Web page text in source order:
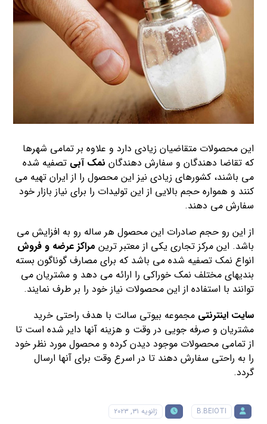
این محصولات متقاضیان زیادی دارد و علاوه بر تمامی شهرها
که تقاضا دهندگان و سفارش دهندگان نمک آبیتصفیه شده
می باشند، کشورهای زیادی نیز این محصول را از ایران تهیه می
کنند و همواره حجم بالایی از این تولیدات را برای نیاز بازار خود
سفارش می دهند.
از این رو حجم صادرات این محصول هر ساله رو به افزایش می
باشد. این مرکز تجاری یکی از معتبر ترین مراکز عرضه و فروش
انواع نمک تصفیه شده می باشد که برای مصارف گوناگون بسته
بندیهای مختلف نمک خوراکی را ارائه می دهد و مشتریان می
توانند با استفاده از این محصولات نیاز خود را بر طرف نمایند.
سایت اینترنتی مجموعه بیوتی سالت با هدف راحتی خرید
مشتریان و صرفه جویی در وقت و هزینه آنها دایر شده است تا
از تمامی محصولات موجود دیدن کرده و محصول مورد نظر خود
را به راحتی سفارش دهند تا در اسرع وقت برای آنها ارسال
گردد.
B.BEIOTI
ژانویه ۳۱, ۲۰۲۳